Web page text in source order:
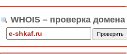
WHOIS – проверка домена